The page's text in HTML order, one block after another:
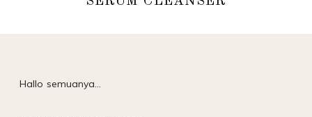
Hallo semuanya…